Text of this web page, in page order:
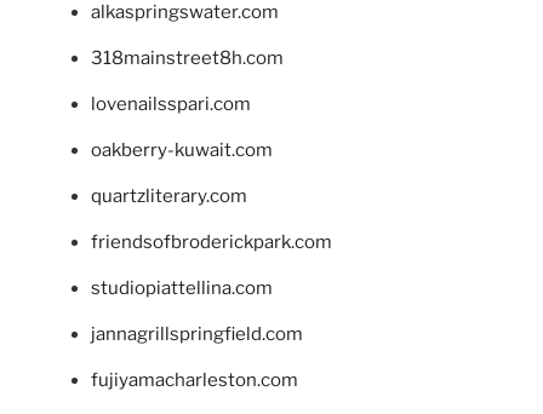
alkaspringswater.com
318mainstreet8h.com
lovenailsspari.com
oakberry-kuwait.com
quartzliterary.com
friendsofbroderickpark.com
studiopiattellina.com
jannagrillspringfield.com
fujiyamacharleston.com